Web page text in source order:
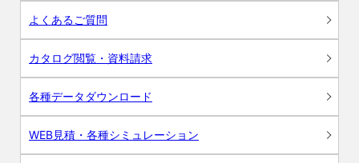
よくあるご質問
カタログ閲覧・資料請求
各種データダウンロード
WEB見積・各種シミュレーション